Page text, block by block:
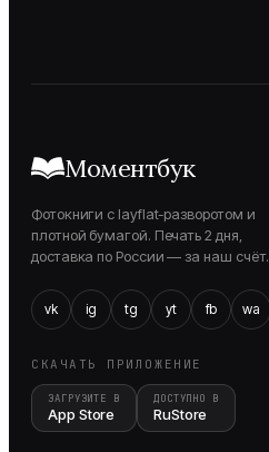
Моментбук
Фотокниги с layflat-разворотом и
плотной бумагой. Печать 2 дня,
доставка по России — за наш счёт.
vk ig tg yt fb wa
СКАЧАТЬ ПРИЛОЖЕНИЕ
ЗАГРУЗИТЕ В
App Store
ДОСТУПНО В
RuStore